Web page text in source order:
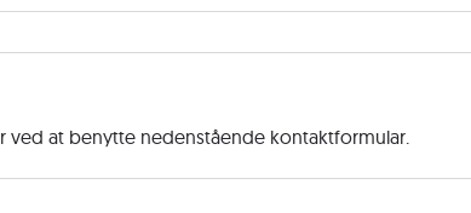
at benytte nedenstående kontaktformular.